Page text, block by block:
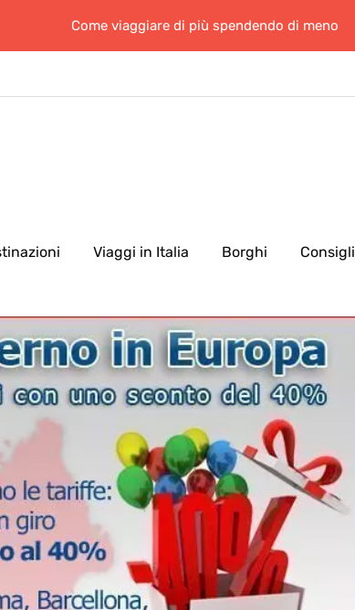
Come viaggiare di più spendendo di meno
Viaggi in Italia Borghi Consigli